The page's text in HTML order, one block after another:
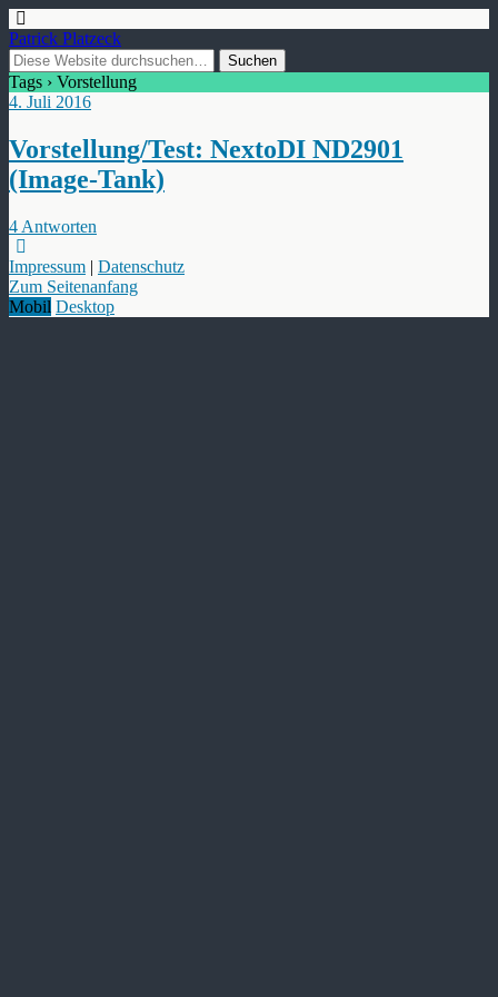
Patrick Platzeck
Tags › Vorstellung
4. Juli 2016
Vorstellung/Test: NextoDI ND2901
(Image-Tank)
4 Antworten
Impressum | Datenschutz
Zum Seitenanfang
Mobil Desktop